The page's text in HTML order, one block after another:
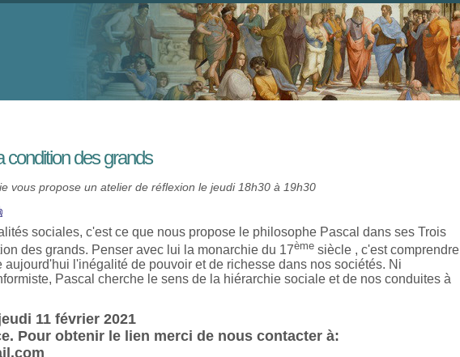
condition des grands
vous propose un atelier de réflexion le jeudi 18h30 à 19h30
sociales, c'est ce que nous propose le philosophe Pascal dans ses Trois
des grands. Penser avec lui la monarchie du 17ème siècle , c'est comprendre
aujourd'hui l'inégalité de pouvoir et de richesse dans nos sociétés. Ni
Pascal cherche le sens de la hiérarchie sociale et de nos conduites à
11 février 2021
Pour obtenir le lien merci de nous contacter à: